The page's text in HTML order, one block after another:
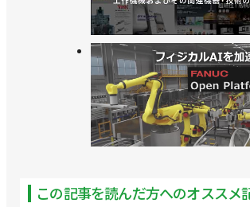
この記事を読んだ方へのオススメ